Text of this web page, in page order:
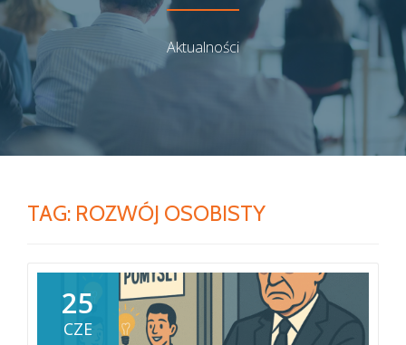
Aktualności
TAG: ROZWÓJ OSOBISTY
25
CZE